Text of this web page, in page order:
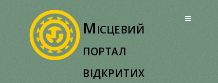
Місцевий
портал
відкритих